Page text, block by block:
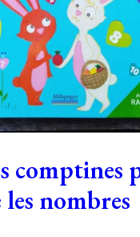
comptines
nombres